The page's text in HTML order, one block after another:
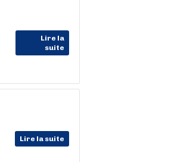
Lire la
suite
Lire la suite